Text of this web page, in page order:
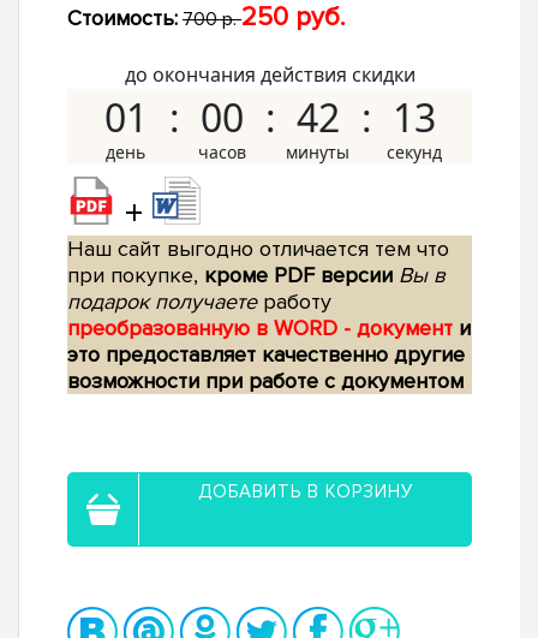
Стоимость: 700 р.250 руб.
до окончания действия скидки
01 00 42 12
+
Наш сайт выгодно отличается тем что
при покупке, кроме PDF версии Вы в
подарок получаетеработу
преобразованную в WORD - документ и
это предоставляет качественно другие
возможности при работе с документом
ДОБАВИТЬ В КОРЗИНУ